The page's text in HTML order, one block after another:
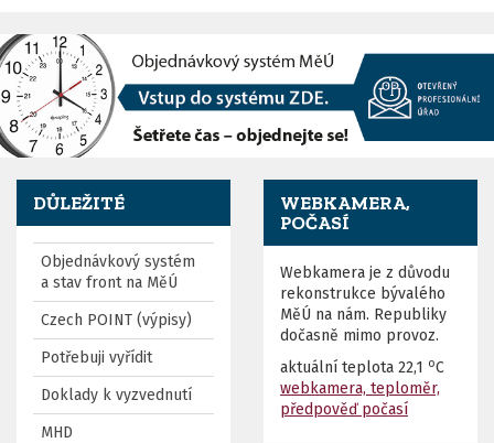
DŮLEŽITÉ
Objednávkový systém
a stav front na MěÚ
Czech POINT (výpisy)
Potřebuji vyřídit
Doklady k vyzvednutí
MHD
WEBKAMERA,
POČASÍ
Webkamera je z důvodu
rekonstrukce bývalého
MěÚ na nám. Republiky
dočasně mimo provoz.
aktuální teplota 22,1 oC
webkamera, teploměr,
předpověď počasí